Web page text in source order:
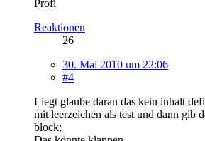
Profi
Reaktionen
26
30. Mai 2010 um 22:06
#4
Liegt glaube daran das kein inhalt
mit leerzeichen als test und dann gib
block;